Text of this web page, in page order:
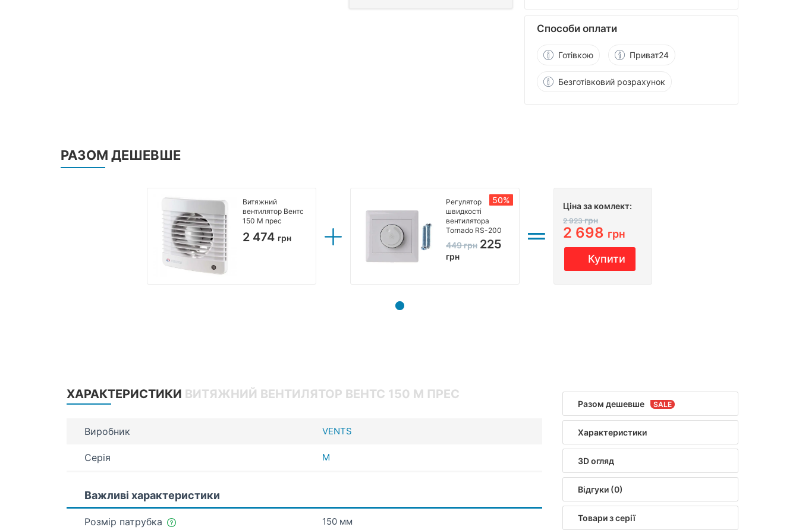
Способи оплати
Готівкою Приват24
Безготівковий розрахунок
РАЗОМ ДЕШЕВШЕ
Витяжний
вентилятор Вентс
150 М прес
2 474 грн
50%
Регулятор
швидкості
вентилятора
Tornado RS-200
449грн 225
грн
Ціна за комлект:
2 923грн
2 698 грн
Купити
Разом дешевше
Характеристики
3D огляд
Відгуки (0)
Товари з серії
ХАРАКТЕРИСТИКИ ВИТЯЖНИЙ ВЕНТИЛЯТОР ВЕНТС 150 М ПРЕС
Виробник VENTS
Серія М
Важливі характеристики
Розмір патрубка 150 мм